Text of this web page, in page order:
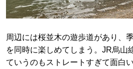
周辺には桜並木の遊歩道があり、
を同時に楽しめてしまう。JR烏山
ていうのもストレートすぎて面白